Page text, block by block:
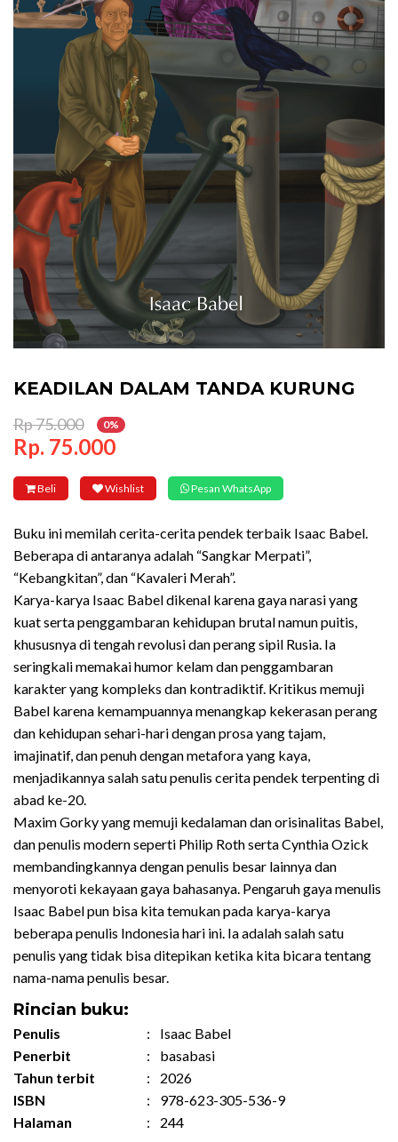
KEADILAN DALAM TANDA KURUNG
Rp 75.000 0%
Rp. 75.000
Beli Wishlist Pesan WhatsApp
Buku ini memilah cerita-cerita pendek terbaik Isaac Babel.
Beberapa di antaranya adalah “Sangkar Merpati”,
“Kebangkitan”, dan “Kavaleri Merah”.
Karya-karya Isaac Babel dikenal karena gaya narasi yang
kuat serta penggambaran kehidupan brutal namun puitis,
khususnya di tengah revolusi dan perang sipil Rusia. Ia
seringkali memakai humor kelam dan penggambaran
karakter yang kompleks dan kontradiktif. Kritikus memuji
Babel karena kemampuannya menangkap kekerasan perang
dan kehidupan sehari-hari dengan prosa yang tajam,
imajinatif, dan penuh dengan metafora yang kaya,
menjadikannya salah satu penulis cerita pendek terpenting di
abad ke-20.
Maxim Gorky yang memuji kedalaman dan orisinalitas Babel,
dan penulis modern seperti Philip Roth serta Cynthia Ozick
membandingkannya dengan penulis besar lainnya dan
menyoroti kekayaan gaya bahasanya. Pengaruh gaya menulis
Isaac Babel pun bisa kita temukan pada karya-karya
beberapa penulis Indonesia hari ini. Ia adalah salah satu
penulis yang tidak bisa ditepikan ketika kita bicara tentang
nama-nama penulis besar.
Rincian buku:
Penulis :
Isaac Babel
Penerbit
:
basabasi
Tahun terbit
:
2026
ISBN
:
978-623-305-536-9
Halaman
: 244